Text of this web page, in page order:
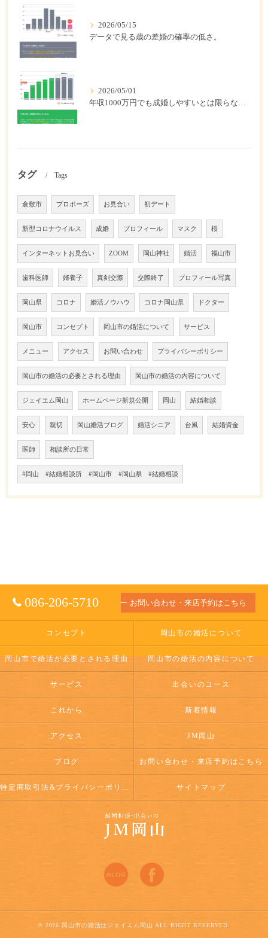
2026/05/15
データで見る歳の差婚の確率の低さ。
2026/05/01
年収1000万円でも成婚しやすいとは限らない? 「年収帯別の成婚率」のリアル
タグ Tags
倉敷市 プロポーズ お見合い 初デート
新型コロナウイルス 成婚 プロフィール マスク 桜
インターネットお見合い ZOOM 岡山神社 婚活 福山市
歯科医師 婿養子 真剣交際 交際終了 プロフィール写真
岡山県 コロナ 婚活ノウハウ コロナ岡山県 ドクター
岡山市 コンセプト 岡山市の婚活について サービス
メニュー アクセス お問い合わせ プライバシーポリシー
岡山市の婚活の必要とされる理由 岡山市の婚活の内容について
ジェイエム岡山 ホームページ新規公開 岡山 結婚相談
安心 親切 岡山婚活ブログ 婚活シニア 台風 結婚資金
医師 相談所の日常
#岡山 #結婚相談所 #岡山市 #岡山県 #結婚相談
086-206-5710 お問い合わせ・来店予約はこちら
コンセプト 岡山市の婚活について
岡山市で婚活が必要とされる理由 岡山市の婚活の内容について
サービス 出会いのコース
これから 新着情報
アクセス JM岡山
ブログ お問い合わせ・来店予約はこちら
特定商取引法&プライバシーポリシー サイトマップ
© 2026 岡山市の婚活はジェイエム岡山 ALL RIGHT RESERVED.